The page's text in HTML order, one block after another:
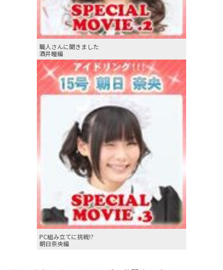
職人さんに聞きました
酒井瞳編
PC組み立てに挑戦!?
朝日奈央編